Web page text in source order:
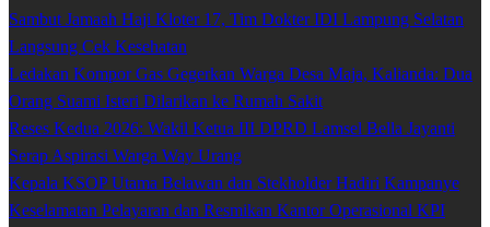
Sambut Jamaah Haji Kloter 17, Tim Dokter IDI Lampung Selatan
Langsung Cek Kesehatan
Ledakan Kompor Gas Gegerkan Warga Desa Maja, Kalianda: Dua
Orang Suami Isteri Dilarikan ke Rumah Sakit
Reses Kedua 2026: Wakil Ketua III DPRD Lamsel Bella Jayanti
Serap Aspirasi Warga Way Urang
Kepala KSOP Utama Belawan dan Stekholder Hadiri Kampanye
Keselamatan Pelayaran dan Resmikan Kantor Operasional KPI